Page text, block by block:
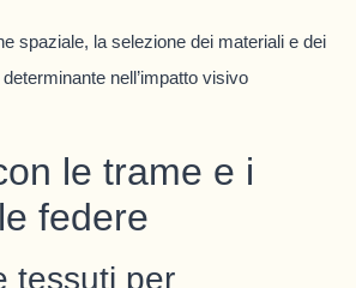
spaziale, la selezione dei materiali e dei
nell’impatto visivo
le trame e i
federe
tessuti per